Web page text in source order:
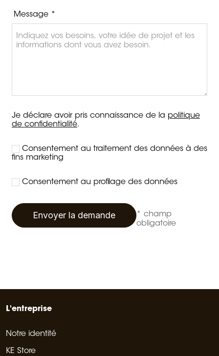
Message *
Je déclare avoir pris connaissance de la politique
de confidentialité.
Consentement au traitement des données à des
fins marketing
Consentement au profilage des données
Envoyer la demande
* champ
obligatoire
L'entreprise
Notre identité
KE Store